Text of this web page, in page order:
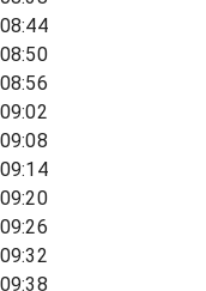
08:44
08:50
08:56
09:02
09:08
09:14
09:20
09:26
09:32
09:38